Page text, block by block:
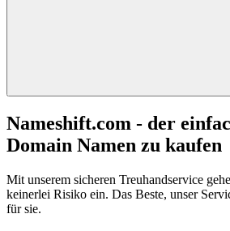
Nameshift.com - der
Domain Namen zu kaufen
Mit unserem sicheren Treuhandservice
keinerlei Risiko ein. Das Beste, unser
für sie.